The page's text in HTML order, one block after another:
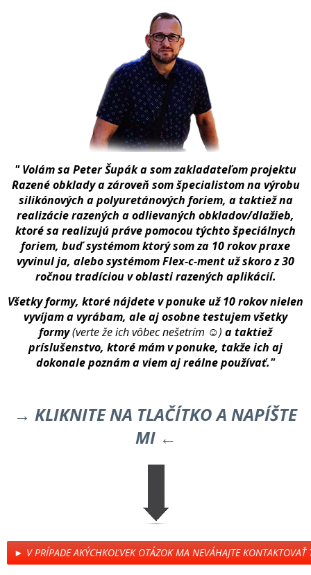
" Volám sa Peter Šupák a som zakladateľom projektu
Razené obklady a zároveň som špecialistom na výrobu
silikónových a polyuretánových foriem, a taktiež na
realizácie razených a odlievaných obkladov/dlažieb,
ktoré sa realizujú práve pomocou týchto špeciálnych
foriem, buď systémom ktorý som za 10 rokov praxe
vyvinul ja, alebo systémom Flex-c-ment už skoro z 30
ročnou tradíciou v oblasti razených aplikácií.
Všetky formy, ktoré nájdete v ponuke už 10 rokov nielen
vyvíjam a vyrábam, ale aj osobne testujem všetky
formy(verte že ich vôbec nešetrím ☺) a taktiež
príslušenstvo, ktoré mám v ponuke, takže ich aj
dokonale poznám a viem aj reálne používať."
→ KLIKNITE NA TLAČÍTKO A NAPÍŠTE
MI ←
► V PRÍPADE AKÝCHKOĽVEK OTÁZOK MA NEVÁHAJTE